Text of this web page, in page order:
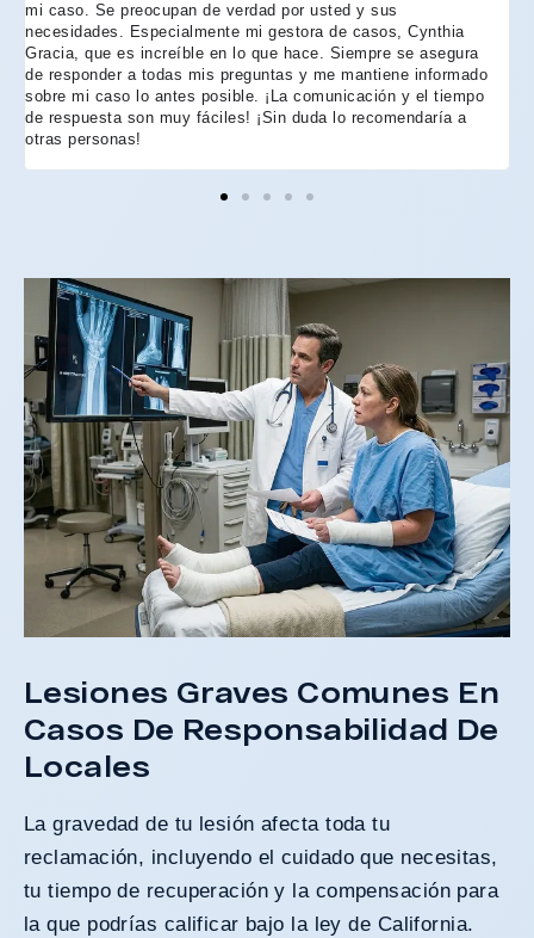
mi caso. Se preocupan de verdad por usted y sus
necesidades. Especialmente mi gestora de casos, Cynthia
Gracia, que es increíble en lo que hace. Siempre se asegura
de responder a todas mis preguntas y me mantiene informado
sobre mi caso lo antes posible. ¡La comunicación y el tiempo
de respuesta son muy fáciles! ¡Sin duda lo recomendaría a
otras personas!
Lesiones Graves Comunes En
Casos De Responsabilidad De
Locales
La gravedad de tu lesión afecta toda tu
reclamación, incluyendo el cuidado que necesitas,
tu tiempo de recuperación y la compensación para
la que podrías calificar bajo la ley de California.